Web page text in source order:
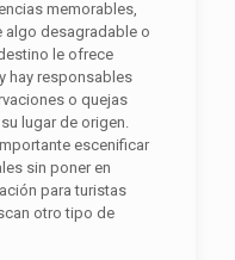
memorables,
algo desagradable o
le ofrece
hay responsables
o quejas
lugar de origen.
escenificar
sin poner en
para turistas
otro tipo de